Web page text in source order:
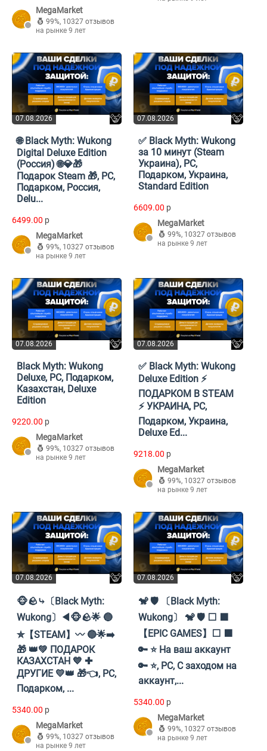
MegaMarket
99%, 10327 отзывов
на рынке 9 лет
07.08.2026
🌐 Black Myth: Wukong
Digital Deluxe Edition
(Россия) 🌐💎🎁
Подарок Steam 🎁, PC,
Подарком, Россия,
Delu...
6499.00 p
MegaMarket
99%, 10327 отзывов
на рынке 9 лет
07.08.2026
✅ Black Myth: Wukong
за 10 минут (Steam
Украина), PC,
Подарком, Украина,
Standard Edition
6609.00 p
MegaMarket
99%, 10327 отзывов
на рынке 9 лет
07.08.2026
Black Myth: Wukong
Deluxe, PC, Подарком,
Казахстан, Deluxe
Edition
9220.00 p
MegaMarket
99%, 10327 отзывов
на рынке 9 лет
07.08.2026
✅ Black Myth: Wukong
Deluxe Edition ⚡️
ПОДАРКОМ В STEAM
⚡️ УКРАИНА, PC,
Подарком, Украина,
Deluxe Ed...
9218.00 p
MegaMarket
99%, 10327 отзывов
на рынке 9 лет
07.08.2026
🐵🪨⤷〔Black Myth:
Wukong〕◀🐵🪨🌟 🔵
✮【STEAM】〰 🔵🌟➡️
🎁 👑💚 ПОДАРОК
КАЗАХСТАН 💙 ✚
ДРУГИЕ 💛👑 🎁👈, PC,
Подарком, ...
5340.00 p
MegaMarket
99%, 10327 отзывов
на рынке 9 лет
07.08.2026
🐒 🛡️ 〔Black Myth:
Wukong〕‏ 🐒 🛡️ ⬜ 🟪
【EPIC GAMES】⬜ 🟪
🔑 ⭐ На ваш аккаунт
🔑 ⭐, PC, С заходом на
аккаунт,...
5340.00 p
MegaMarket
99%, 10327 отзывов
на рынке 9 лет